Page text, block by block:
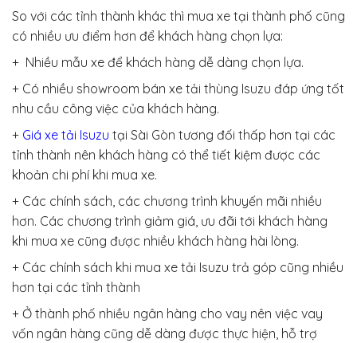
So với các tỉnh thành khác thì mua xe tại thành phố cũng
có nhiều ưu điểm hơn để khách hàng chọn lựa:
+ Nhiều mẫu xe để khách hàng dễ dàng chọn lựa.
+ Có nhiều showroom bán xe tải thùng Isuzu đáp ứng tốt
nhu cầu công việc của khách hàng.
+ Giá xe tải Isuzu tại Sài Gòn tương đối thấp hơn tại các
tỉnh thành nên khách hàng có thể tiết kiệm được các
khoản chi phí khi mua xe.
+ Các chính sách, các chương trình khuyến mãi nhiều
hơn. Các chương trình giảm giá, ưu đãi tới khách hàng
khi mua xe cũng được nhiều khách hàng hài lòng.
+ Các chính sách khi mua xe tải Isuzu trả góp cũng nhiều
hơn tại các tỉnh thành
+ Ở thành phố nhiều ngân hàng cho vay nên việc vay
vốn ngân hàng cũng dễ dàng được thực hiện, hỗ trợ